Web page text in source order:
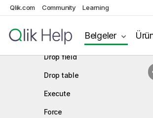
Qlik.com Community Learning
Belgeler
Disconnect
Drop field
Drop table
Execute
Force